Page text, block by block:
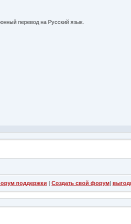
перевод на Русский язык.
поддержки | Создать свой форум|